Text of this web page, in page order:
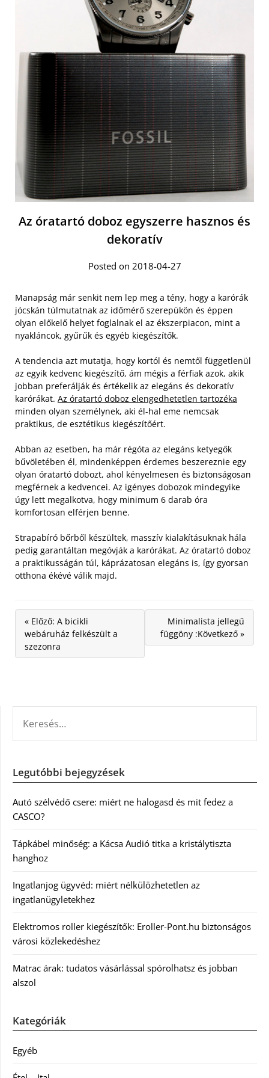
Az óratartó doboz egyszerre hasznos és
dekoratív
Posted on 2018-04-27
Manapság már senkit nem lep meg a tény, hogy a karórák
jócskán túlmutatnak az időmérő szerepükön és éppen
olyan előkelő helyet foglalnak el az ékszerpiacon, mint a
nyakláncok, gyűrűk és egyéb kiegészítők.
A tendencia azt mutatja, hogy kortól és nemtől függetlenül
az egyik kedvenc kiegészítő, ám mégis a férfiak azok, akik
jobban preferálják és értékelik az elegáns és dekoratív
karórákat. Az óratartó doboz elengedhetetlen tartozéka
minden olyan személynek, aki él-hal eme nemcsak
praktikus, de esztétikus kiegészítőért.
Abban az esetben, ha már régóta az elegáns ketyegők
bűvöletében él, mindenképpen érdemes beszereznie egy
olyan óratartó dobozt, ahol kényelmesen és biztonságosan
megférnek a kedvencei. Az igényes dobozok mindegyike
úgy lett megalkotva, hogy minimum 6 darab óra
komfortosan elférjen benne.
Strapabíró bőrből készültek, masszív kialakításuknak hála
pedig garantáltan megóvják a karórákat. Az óratartó doboz
a praktikusságán túl, káprázatosan elegáns is, így gyorsan
otthona ékévé válik majd.
« Előző: A bicikli
webáruház felkészült a
szezonra
Minimalista jellegű
függöny :Következő »
Legutóbbi bejegyzések
Autó szélvédő csere: miért ne halogasd és mit fedez a
CASCO?
Tápkábel minőség: a Kácsa Audió titka a kristálytiszta
hanghoz
Ingatlanjog ügyvéd: miért nélkülözhetetlen az
ingatlanügyletekhez
Elektromos roller kiegészítők: Eroller-Pont.hu biztonságos
városi közlekedéshez
Matrac árak: tudatos vásárlással spórolhatsz és jobban
alszol
Kategóriák
Egyéb